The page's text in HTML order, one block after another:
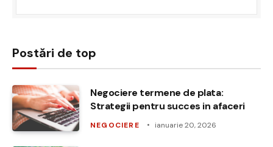
Postări de top
Negociere termene de plata:
Strategii pentru succes in afaceri
NEGOCIERE ianuarie 20, 2026